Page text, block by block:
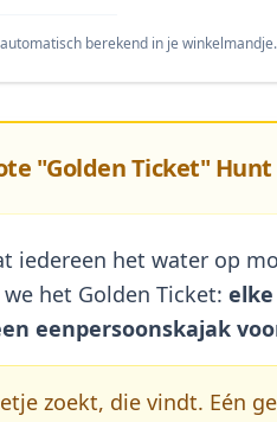
berekend in je
"Golden Ticket" Hunt
iedereen het water op
het Golden Ticket:
eenpersoonskajak
zoekt, die vindt. Eén